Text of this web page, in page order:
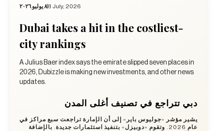
٨ يوليو ٢٠٢٦8 July, 2026
Dubai takes a hit in the costliest-
city rankings
A Julius Baer index says the emirate slipped seven places in
2026, Dubizzle is making new investments, and other news
updates.
دبي تتراجع في تصنيف أغلى المدن
يشير مؤشر «جوليوس باير» إلى أن الإمارة تراجعت سبع مراكز في
عام 2026. وتقوم «دوبيزل» بتنفيذ استثمارات جديدة. بالإضافة